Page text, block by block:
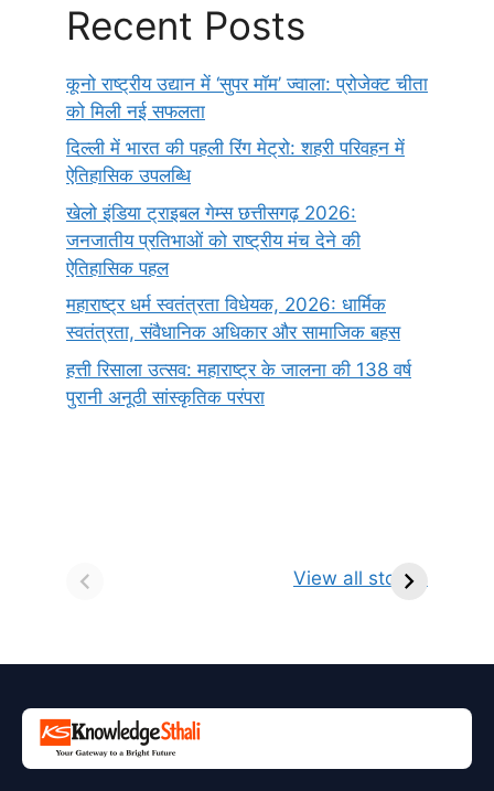
Recent Posts
कूनो राष्ट्रीय उद्यान में ‘सुपर मॉम’ ज्वाला: प्रोजेक्ट चीता
को मिली नई सफलता
दिल्ली में भारत की पहली रिंग मेट्रो: शहरी परिवहन में
ऐतिहासिक उपलब्धि
खेलो इंडिया ट्राइबल गेम्स छत्तीसगढ़ 2026:
जनजातीय प्रतिभाओं को राष्ट्रीय मंच देने की
ऐतिहासिक पहल
महाराष्ट्र धर्म स्वतंत्रता विधेयक, 2026: धार्मिक
स्वतंत्रता, संवैधानिक अधिकार और सामाजिक बहस
हत्ती रिसाला उत्सव: महाराष्ट्र के जालना की 138 वर्ष
पुरानी अनूठी सांस्कृतिक परंपरा
View all stories
किसे कहते है?
ज्योतिर्लिंग | नाम,